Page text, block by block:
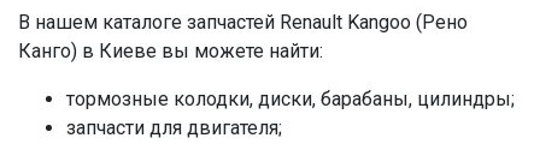
В нашем каталоге запчастей Renault Kangoo (Рено
Канго) в Киеве вы можете найти:
тормозные колодки, диски, барабаны, цилиндры;
запчасти для двигателя;